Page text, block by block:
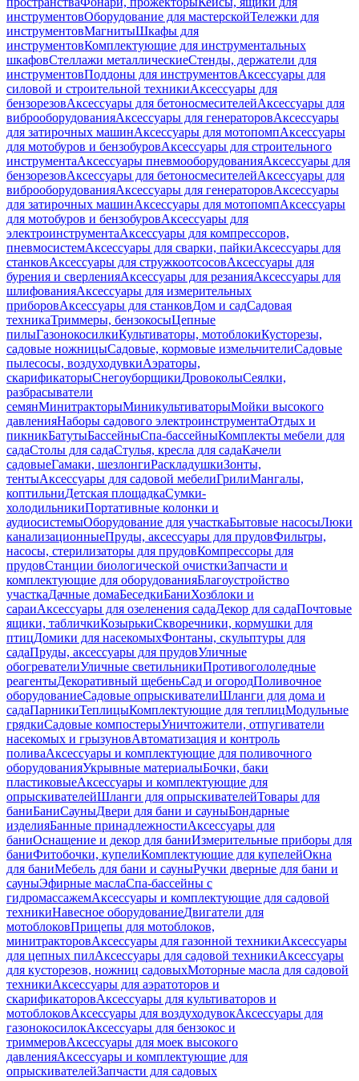
инструментовОборудование для мастерскойТележки для
инструментовМагнитыШкафы для
инструментовКомплектующие для инструментальных
шкафовСтеллажи металлическиеСтенды, держатели для
инструментовПоддоны для инструментовАксессуары для
силовой и строительной техникиАксессуары для
бензорезовАксессуары для бетоносмесителейАксессуары для
виброоборудованияАксессуары для генераторовАксессуары
для затирочных машинАксессуары для мотопомпАксессуары
для мотобуров и бензобуровАксессуары для строительного
инструментаАксессуары пневмооборудованияАксессуары для
бензорезовАксессуары для бетоносмесителейАксессуары для
виброоборудованияАксессуары для генераторовАксессуары
для затирочных машинАксессуары для мотопомпАксессуары
для мотобуров и бензобуровАксессуары для
электроинструментаАксессуары для компрессоров,
пневмосистемАксессуары для сварки, пайкиАксессуары для
станковАксессуары для стружкоотсосовАксессуары для
бурения и сверленияАксессуары для резанияАксессуары для
шлифованияАксессуары для измерительных
приборовАксессуары для станковДом и садСадовая
техникаТриммеры, бензокосыЦепные
пилыГазонокосилкиКультиваторы, мотоблокиКусторезы,
садовые ножницыСадовые, кормовые измельчителиСадовые
пылесосы, воздуходувкиАэраторы,
скарификаторыСнегоуборщикиДровоколыСеялки,
разбрасыватели
семянМинитракторыМиникультиваторыМойки высокого
давленияНаборы садового электроинструментаОтдых и
пикникБатутыБассейныСпа-бассейныКомплекты мебели для
садаСтолы для садаСтулья, кресла для садаКачели
садовыеГамаки, шезлонгиРаскладушкиЗонты,
тентыАксессуары для садовой мебелиГрилиМангалы,
коптильниДетская площадкаСумки-
холодильникиПортативные колонки и
аудиосистемыОборудование для участкаБытовые насосыЛюки
канализационныеПруды, аксессуары для прудовФильтры,
насосы, стерилизаторы для прудовКомпрессоры для
прудовСтанции биологической очисткиЗапчасти и
комплектующие для оборудованияБлагоустройство
участкаДачные домаБеседкиБаниХозблоки и
сараиАксессуары для озеленения садаДекор для садаПочтовые
ящики, табличкиКозырькиСкворечники, кормушки для
птицДомики для насекомыхФонтаны, скульптуры для
садаПруды, аксессуары для прудовУличные
обогревателиУличные светильникиПротивогололедные
реагентыДекоративный щебеньСад и огородПоливочное
оборудованиеСадовые опрыскивателиШланги для дома и
садаПарникиТеплицыКомплектующие для теплицМодульные
грядкиСадовые компостерыУничтожители, отпугиватели
насекомых и грызуновАвтоматизация и контроль
поливаАксессуары и комплектующие для поливочного
оборудованияУкрывные материалыБочки, баки
пластиковыеАксессуары и комплектующие для
опрыскивателейШланги для опрыскивателейТовары для
баниБаниСауныДвери для бани и сауныБондарные
изделияБанные принадлежностиАксессуары для
баниОснащение и декор для баниИзмерительные приборы для
баниФитобочки, купелиКомплектующие для купелейОкна
для баниМебель для бани и сауныРучки дверные для бани и
сауныЭфирные маслаСпа-бассейны с
гидромассажемАксессуары и комплектующие для садовой
техникиНавесное оборудованиеДвигатели для
мотоблоковПрицепы для мотоблоков,
минитракторовАксессуары для газонной техникиАксессуары
для цепных пилАксессуары для садовой техникиАксессуары
для кусторезов, ножниц садовыхМоторные масла для садовой
техникиАксессуары для аэратоторов и
скарификаторовАксессуары для культиваторов и
мотоблоковАксессуары для воздуходувокАксессуары для
газонокосилокАксессуары для бензокос и
триммеровАксессуары для моек высокого
давленияАксессуары и комплектующие для
опрыскивателейЗапчасти для садовых